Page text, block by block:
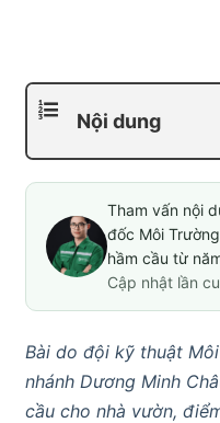
Nội dung
Tham vấn nội
đốc Môi
hầm cầu từ
Cập nhật lần
Bài do đội kỹ thuật
nhánh Dương Minh
cầu cho nhà vườn,